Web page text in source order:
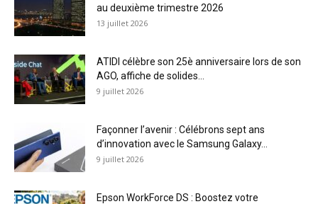
au deuxième trimestre 2026
13 juillet 2026
ATIDI célèbre son 25è anniversaire lors de son
AGO, affiche de solides...
9 juillet 2026
Façonner l’avenir : Célébrons sept ans
d’innovation avec le Samsung Galaxy...
9 juillet 2026
Epson WorkForce DS : Boostez votre